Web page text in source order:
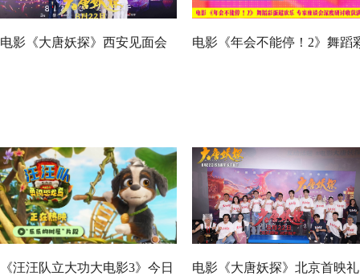
电影《大唐妖探》西安见面会 电影《年会不能停！2》舞蹈
《汪汪队立大功大电影3》今日 电影《大唐妖探》北京首映礼